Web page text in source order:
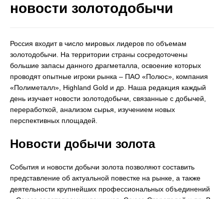
новости золотодобычи
Россия входит в число мировых лидеров по объемам
золотодобычи. На территории страны сосредоточены
большие запасы данного драгметалла, освоение которых
проводят опытные игроки рынка – ПАО «Полюс», компания
«Полиметалл», Highland Gold и др. Наша редакция каждый
день изучает новости золотодобычи, связанные с добычей,
переработкой, анализом сырья, изучением новых
перспективных площадей.
Новости добычи золота
События и новости добычи золота позволяют составить
представление об актуальной повестке на рынке, а также
деятельности крупнейших профессиональных объединений